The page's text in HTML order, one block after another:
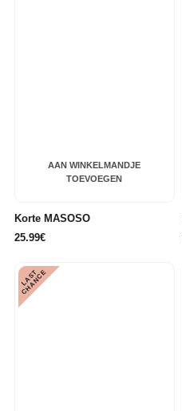
AAN WINKELMANDJE
TOEVOEGEN
Korte MASOSO
25.99€
L
A
S
T
C
H
A
N
C
E